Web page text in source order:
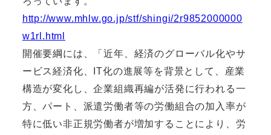
http://www.mhlw.go.jp/stf/shingi/2r9852000000
w1rl.html
開催要綱には、「近年、経済のグローバル化やサ
ービス経済化、IT化の進展等を背景として、産業
構造が変化し、企業組織再編が活発に行われる一
方、パート、派遣労働者等の労働組合の加入率が
特に低い非正規労働者が増加することにより、労